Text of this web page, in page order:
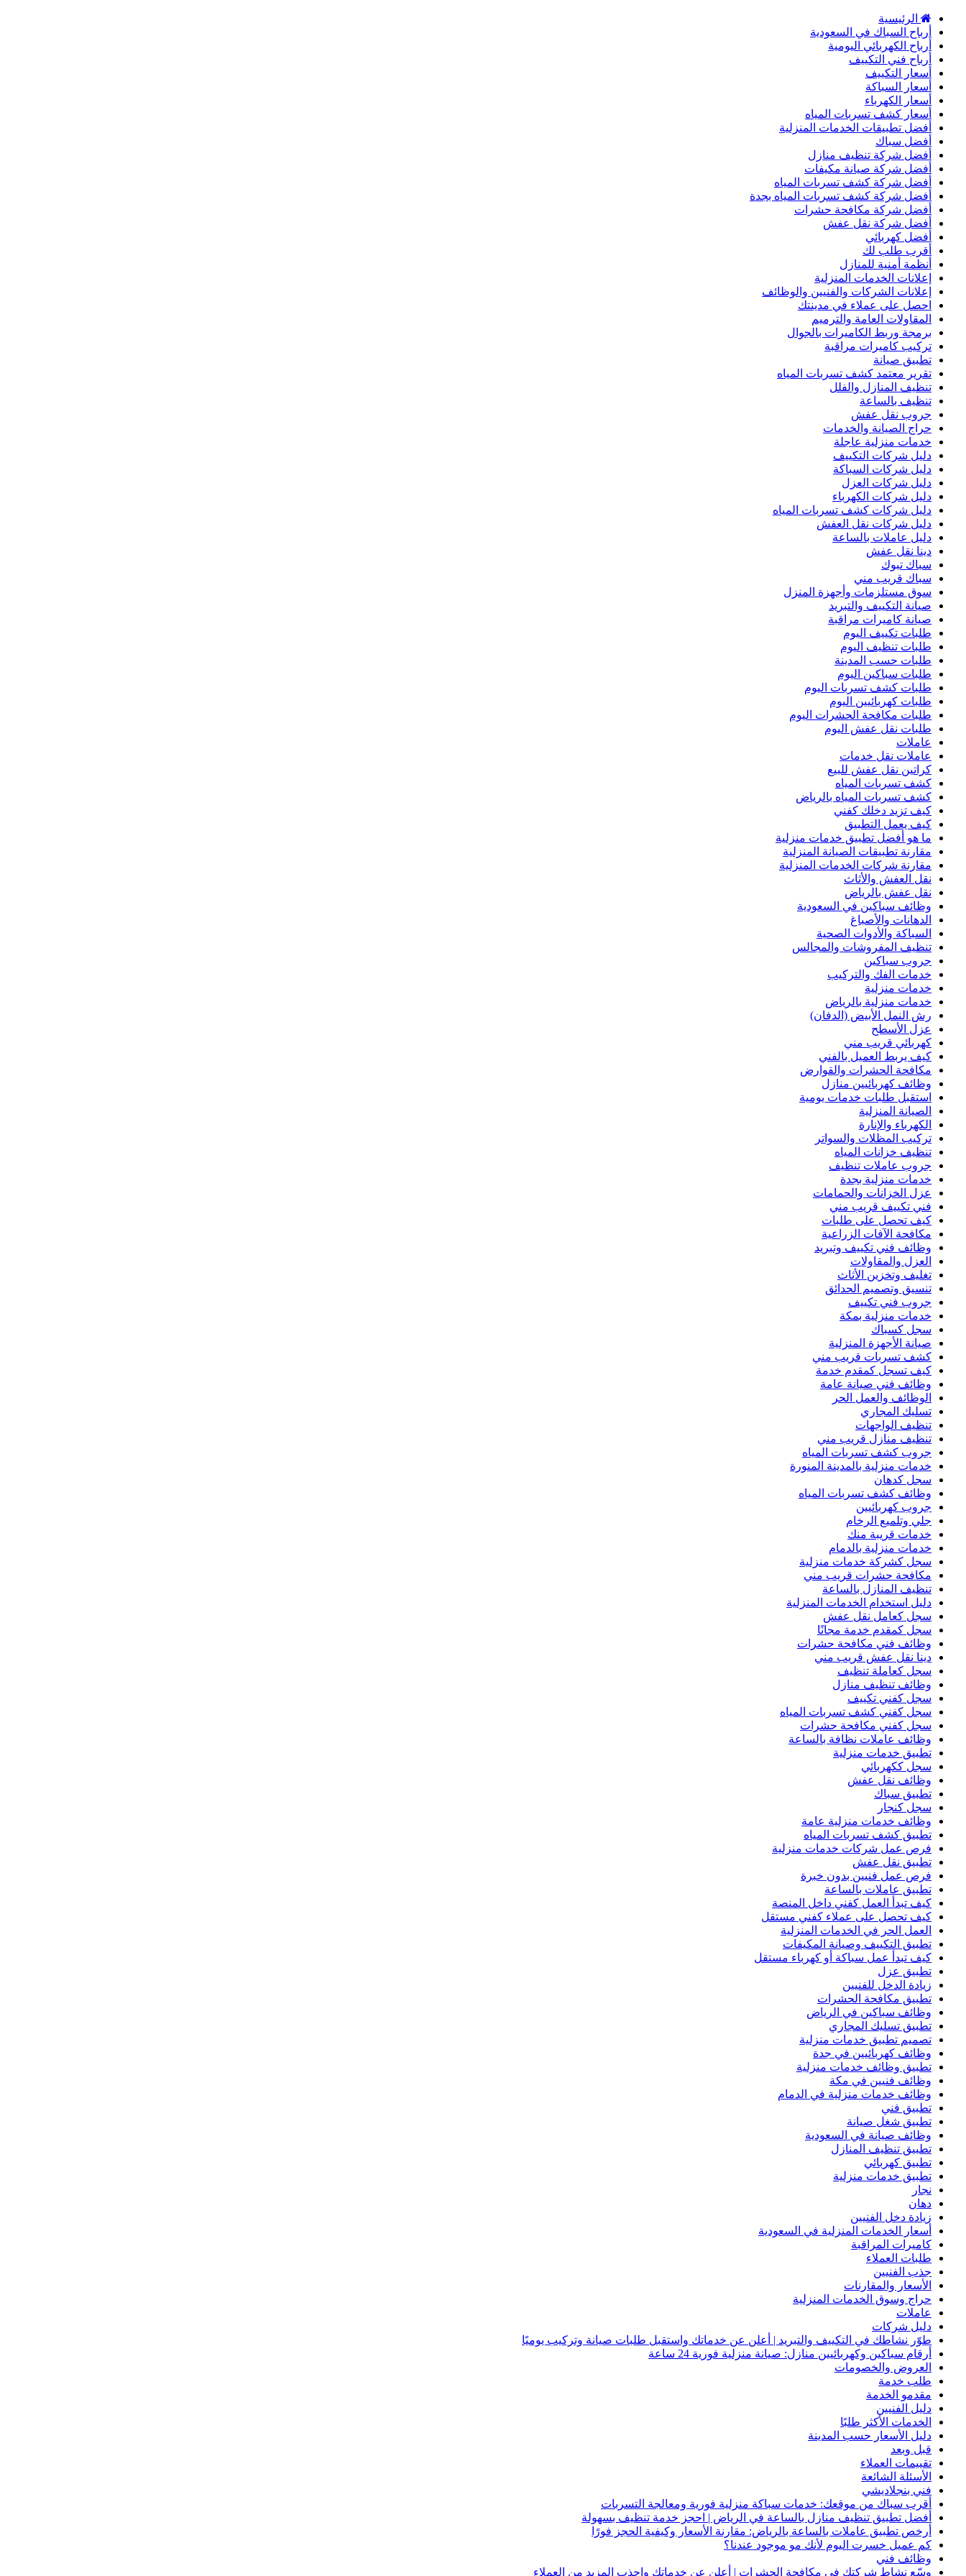
الرئيسية
أرباح السباك في السعودية
أرباح الكهربائي اليومية
أرباح فني التكييف
أسعار التكييف
أسعار السباكة
أسعار الكهرباء
أسعار كشف تسربات المياه
أفضل تطبيقات الخدمات المنزلية
أفضل سباك
أفضل شركة تنظيف منازل
أفضل شركة صيانة مكيفات
أفضل شركة كشف تسربات المياه
أفضل شركة كشف تسربات المياه بجدة
أفضل شركة مكافحة حشرات
أفضل شركة نقل عفش
أفضل كهربائي
أقرب طلب لك
أنظمة أمنية للمنازل
إعلانات الخدمات المنزلية
إعلانات الشركات والفنيين والوظائف
احصل على عملاء في مدينتك
المقاولات العامة والترميم
برمجة وربط الكاميرات بالجوال
تركيب كاميرات مراقبة
تطبيق صيانة
تقرير معتمد كشف تسربات المياه
تنظيف المنازل والفلل
تنظيف بالساعة
جروب نقل عفش
حراج الصيانة والخدمات
خدمات منزلية عاجلة
دليل شركات التكييف
دليل شركات السباكة
دليل شركات العزل
دليل شركات الكهرباء
دليل شركات كشف تسربات المياه
دليل شركات نقل العفش
دليل عاملات بالساعة
دينا نقل عفش
سباك تبوك
سباك قريب مني
سوق مستلزمات وأجهزة المنزل
صيانة التكييف والتبريد
صيانة كاميرات مراقبة
طلبات تكييف اليوم
طلبات تنظيف اليوم
طلبات حسب المدينة
طلبات سباكين اليوم
طلبات كشف تسربات اليوم
طلبات كهربائيين اليوم
طلبات مكافحة الحشرات اليوم
طلبات نقل عفش اليوم
عاملات
عاملات نقل خدمات
كراتين نقل عفش للبيع
كشف تسربات المياه
كشف تسربات المياه بالرياض
كيف تزيد دخلك كفني
كيف يعمل التطبيق
ما هو أفضل تطبيق خدمات منزلية
مقارنة تطبيقات الصيانة المنزلية
مقارنة شركات الخدمات المنزلية
نقل العفش والأثاث
نقل عفش بالرياض
وظائف سباكين في السعودية
الدهانات والأصباغ
السباكة والأدوات الصحية
تنظيف المفروشات والمجالس
جروب سباكين
خدمات الفك والتركيب
خدمات منزلية
خدمات منزلية بالرياض
رش النمل الأبيض (الدفان)
عزل الأسطح
كهربائي قريب مني
كيف يربط العميل بالفني
مكافحة الحشرات والقوارض
وظائف كهربائيين منازل
استقبل طلبات خدمات يومية
الصيانة المنزلية
الكهرباء والإنارة
تركيب المظلات والسواتر
تنظيف خزانات المياه
جروب عاملات تنظيف
خدمات منزلية بجدة
عزل الخزانات والحمامات
فني تكييف قريب مني
كيف تحصل على طلبات
مكافحة الآفات الزراعية
وظائف فني تكييف وتبريد
العزل والمقاولات
تغليف وتخزين الأثاث
تنسيق وتصميم الحدائق
جروب فني تكييف
خدمات منزلية بمكة
سجل كسباك
صيانة الأجهزة المنزلية
كشف تسربات قريب مني
كيف تسجل كمقدم خدمة
وظائف فني صيانة عامة
الوظائف والعمل الحر
تسليك المجاري
تنظيف الواجهات
تنظيف منازل قريب مني
جروب كشف تسربات المياه
خدمات منزلية بالمدينة المنورة
سجل كدهان
وظائف كشف تسربات المياه
جروب كهربائيين
جلي وتلميع الرخام
خدمات قريبة منك
خدمات منزلية بالدمام
سجل كشركة خدمات منزلية
مكافحة حشرات قريب مني
تنظيف المنازل بالساعة
دليل استخدام الخدمات المنزلية
سجل كعامل نقل عفش
سجل كمقدم خدمة مجانًا
وظائف فني مكافحة حشرات
دينا نقل عفش قريب مني
سجل كعاملة تنظيف
وظائف تنظيف منازل
سجل كفني تكييف
سجل كفني كشف تسربات المياه
سجل كفني مكافحة حشرات
وظائف عاملات نظافة بالساعة
تطبيق خدمات منزلية
سجل ككهربائي
وظائف نقل عفش
تطبيق سباك
سجل كنجار
وظائف خدمات منزلية عامة
تطبيق كشف تسربات المياه
فرص عمل شركات خدمات منزلية
تطبيق نقل عفش
فرص عمل فنيين بدون خبرة
تطبيق عاملات بالساعة
كيف تبدأ العمل كفني داخل المنصة
كيف تحصل على عملاء كفني مستقل
العمل الحر في الخدمات المنزلية
تطبيق التكييف وصيانة المكيفات
كيف تبدأ عمل سباكة أو كهرباء مستقل
تطبيق عزل
زيادة الدخل للفنيين
تطبيق مكافحة الحشرات
وظائف سباكين في الرياض
تطبيق تسليك المجاري
تصميم تطبيق خدمات منزلية
وظائف كهربائيين في جدة
تطبيق وظائف خدمات منزلية
وظائف فنيين في مكة
وظائف خدمات منزلية في الدمام
تطبيق فني
تطبيق شغل صيانة
وظائف صيانة في السعودية
تطبيق تنظيف المنازل
تطبيق كهربائي
تطبيق خدمات منزلية
نجار
دهان
زيادة دخل الفنيين
أسعار الخدمات المنزلية في السعودية
كاميرات المراقبة
طلبات العملاء
جذب الفنيين
الأسعار والمقارنات
حراج وسوق الخدمات المنزلية
عاملات
دليل شركات
طوّر نشاطك في التكييف والتبريد | أعلن عن خدماتك واستقبل طلبات صيانة وتركيب يوميًا
أرقام سباكين وكهربائيين منازل: صيانة منزلية فورية 24 ساعة
العروض والخصومات
طلب خدمة
مقدمو الخدمة
دليل الفنيين
الخدمات الأكثر طلبًا
دليل الأسعار حسب المدينة
قبل وبعد
تقييمات العملاء
الأسئلة الشائعة
فني بنجلاديشي
أقرب سباك من موقعك: خدمات سباكة منزلية فورية ومعالجة التسربات
أفضل تطبيق تنظيف منازل بالساعة في الرياض | احجز خدمة تنظيف بسهولة
أرخص تطبيق عاملات بالساعة بالرياض: مقارنة الأسعار وكيفية الحجز فورًا
كم عميل خسرت اليوم لأنك مو موجود عندنا؟
وظائف فني
وسّع نشاط شركتك في مكافحة الحشرات | أعلن عن خدماتك واجذب المزيد من العملاء